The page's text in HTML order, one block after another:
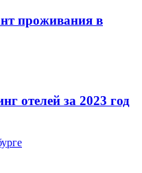
проживания в
отелей за 2023 год